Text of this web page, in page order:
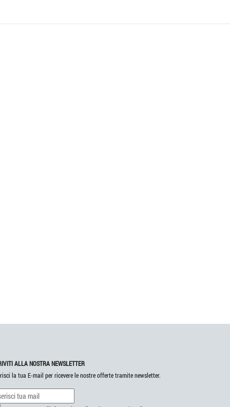
ALLA NOSTRA NEWSLETTER
la tua E-mail per ricevere le nostre offerte tramite newsletter.